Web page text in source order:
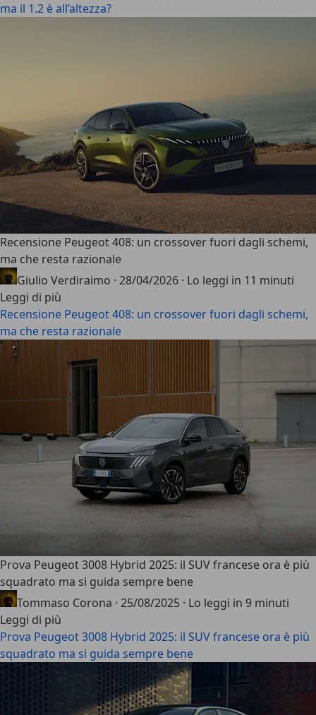
ma il 1.2 è all’altezza?
Recensione Peugeot 408: un crossover fuori dagli schemi,
ma che resta razionale
Giulio Verdiraimo · 28/04/2026 · Lo leggi in 11 minuti
Leggi di più
Recensione Peugeot 408: un crossover fuori dagli schemi,
ma che resta razionale
Prova Peugeot 3008 Hybrid 2025: il SUV francese ora è più
squadrato ma si guida sempre bene
Tommaso Corona · 25/08/2025 · Lo leggi in 9 minuti
Leggi di più
Prova Peugeot 3008 Hybrid 2025: il SUV francese ora è più
squadrato ma si guida sempre bene